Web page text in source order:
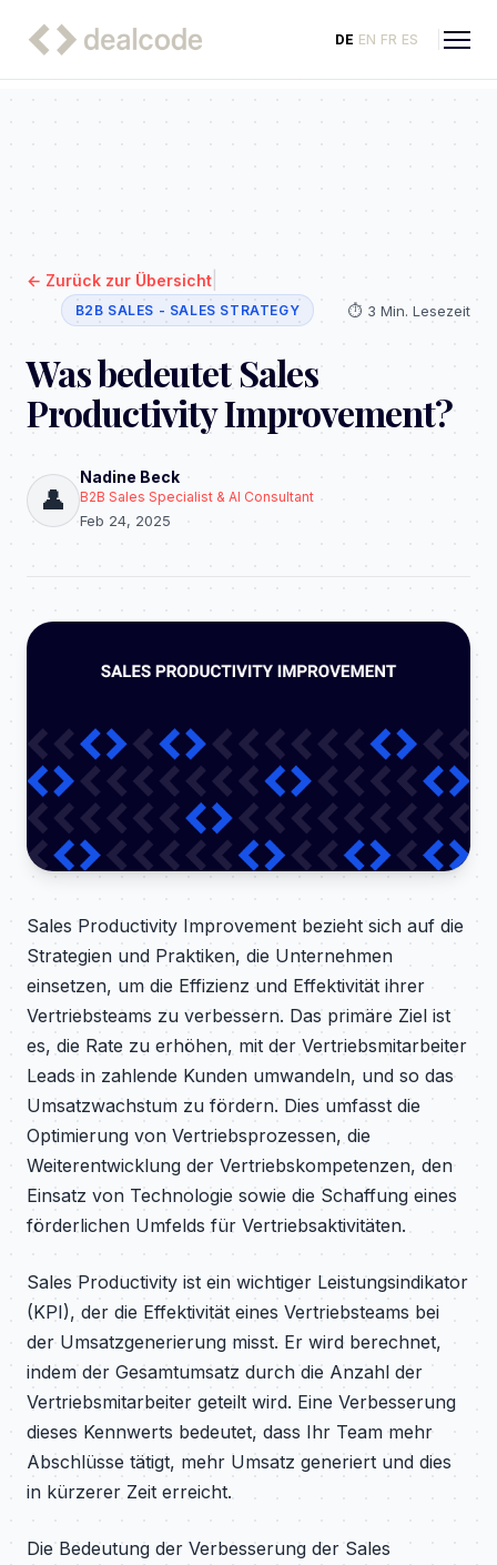
DE EN FR ES
← Zurück zur Übersicht
B2B SALES - SALES STRATEGY ⏱️ 3 Min. Lesezeit
Was bedeutet Sales
Productivity Improvement?
👤
Nadine Beck
B2B Sales Specialist & AI Consultant
Feb 24, 2025
Sales Productivity Improvement bezieht sich auf die
Strategien und Praktiken, die Unternehmen
einsetzen, um die Effizienz und Effektivität ihrer
Vertriebsteams zu verbessern. Das primäre Ziel ist
es, die Rate zu erhöhen, mit der Vertriebsmitarbeiter
Leads in zahlende Kunden umwandeln, und so das
Umsatzwachstum zu fördern. Dies umfasst die
Optimierung von Vertriebsprozessen, die
Weiterentwicklung der Vertriebskompetenzen, den
Einsatz von Technologie sowie die Schaffung eines
förderlichen Umfelds für Vertriebsaktivitäten.
Sales Productivity ist ein wichtiger Leistungsindikator
(KPI), der die Effektivität eines Vertriebsteams bei
der Umsatzgenerierung misst. Er wird berechnet,
indem der Gesamtumsatz durch die Anzahl der
Vertriebsmitarbeiter geteilt wird. Eine Verbesserung
dieses Kennwerts bedeutet, dass Ihr Team mehr
Abschlüsse tätigt, mehr Umsatz generiert und dies
in kürzerer Zeit erreicht.
Die Bedeutung der Verbesserung der Sales